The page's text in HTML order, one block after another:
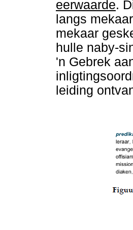
eerwaarde.
langs
mekaar
hulle naby-
'n Gebrek
leiding